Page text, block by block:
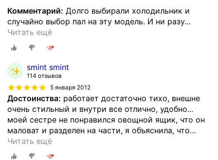
Комментарий: Долго выбирали холодильник и
случайно выбор пал на эту модель. И ни разу…
Читать ещё
smint smint
114 отзывов
5 января 2012
Достоинства: работает достаточно тихо, внешне
очень стильный и внутри все отлично, удобно...
моей сестре не понравился овощной ящик, что он
маловат и разделен на части, я объяснила, что…
Читать ещё